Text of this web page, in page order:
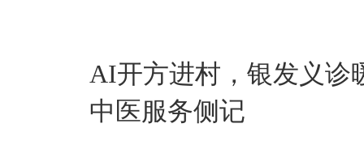
AI开方进村，银发义
中医服务侧记